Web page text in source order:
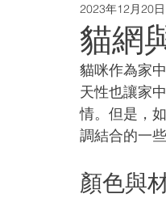
貓網
2023年12月20日
貓咪作為家
天性也讓家
情。但是，
調結合的一些
顏色與